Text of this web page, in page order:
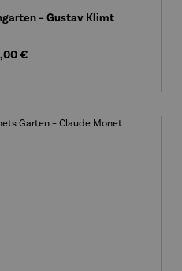
– Gustav Klimt
Preis:
€